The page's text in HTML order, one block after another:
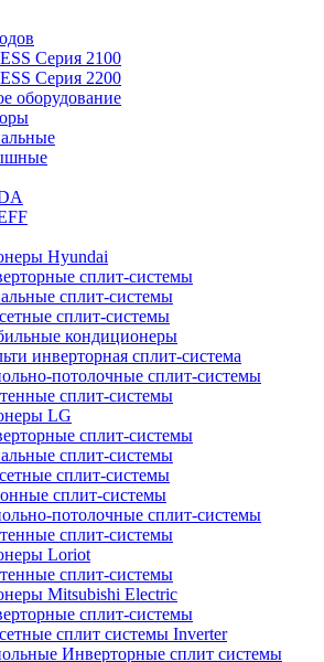
Серия 2100
Серия 2200
оборудование
Hyundai
сплит-системы
сплит-системы
сплит-системы
кондиционеры
инверторная сплит-система
потолочные сплит-системы
сплит-системы
LG
сплит-системы
сплит-системы
сплит-системы
сплит-системы
потолочные сплит-системы
сплит-системы
Loriot
сплит-системы
Mitsubishi Electric
сплит-системы
сплит системы Inverter
Инверторные сплит системы